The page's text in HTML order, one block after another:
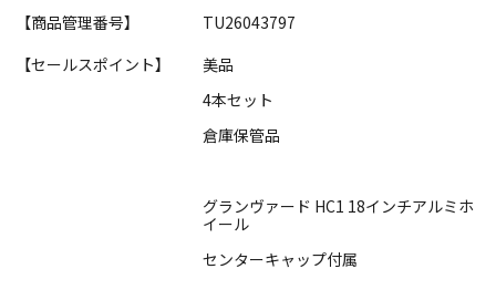
【商品管理番号】
TU26043797
【セールスポイント】
美品
4本セット
倉庫保管品
グランヴァード HC1 18インチアルミホ
イール
センターキャップ付属